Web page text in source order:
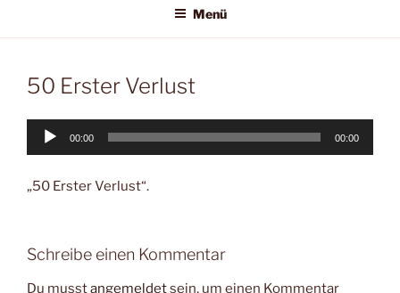
Menü
50 Erster Verlust
Audio-
00:00 00:00
„50 Erster Verlust“.
Schreibe einen Kommentar
Du musstangemeldetsein, um einen Kommentar